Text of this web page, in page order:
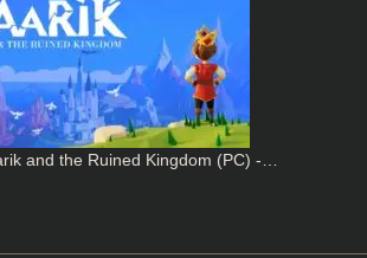
and the Ruined Kingdom (PC) -…